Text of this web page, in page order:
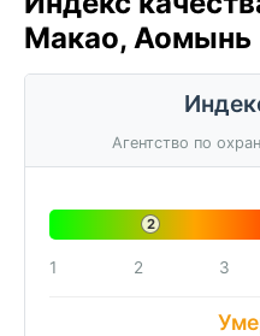
Макао, Аомынь
Агентство по
2
1 2 3